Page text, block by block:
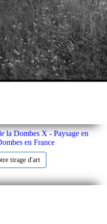
la Dombes X - Paysage en
en France
tirage d'art